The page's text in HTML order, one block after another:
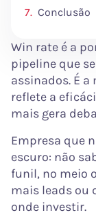
Conclusão
Win rate é a
pipeline que
assinados. É
reflete a
mais gera
Empresa que
escuro: não
funil, no meio
mais leads ou
onde investir.